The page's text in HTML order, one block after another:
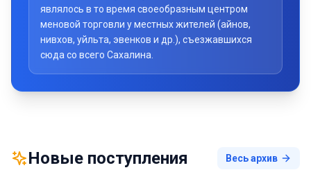
являлось в то время своеобразным центром
меновой торговли у местных жителей (айнов,
нивхов, уйльта, эвенков и др.), съезжавшихся
сюда со всего Сахалина.
Новые поступления Весь архив